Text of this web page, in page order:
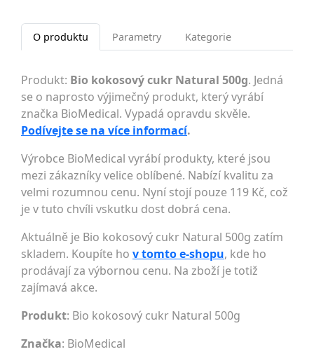
O produktu Parametry Kategorie
Produkt: Bio kokosový cukr Natural 500g. Jedná
se o naprosto výjimečný produkt, který vyrábí
značka BioMedical. Vypadá opravdu skvěle.
Podívejte se na více informací.
Výrobce BioMedical vyrábí produkty, které jsou
mezi zákazníky velice oblíbené. Nabízí kvalitu za
velmi rozumnou cenu. Nyní stojí pouze 119 Kč, což
je v tuto chvíli vskutku dost dobrá cena.
Aktuálně je Bio kokosový cukr Natural 500g zatím
skladem. Koupíte ho v tomto e-shopu, kde ho
prodávají za výbornou cenu. Na zboží je totiž
zajímavá akce.
Produkt: Bio kokosový cukr Natural 500g
Značka: BioMedical